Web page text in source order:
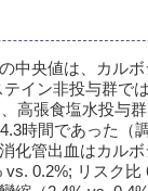
中央値は、カル
イン非投与群で
高張食塩水投与
時間であった（
化管出血はカル
vs. 0.2%; リスク比